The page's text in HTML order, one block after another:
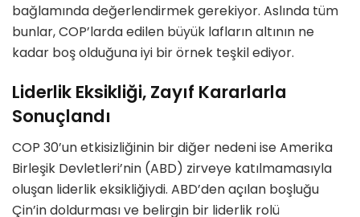
bağlamında değerlendirmek gerekiyor. Aslında tüm
bunlar, COP’larda edilen büyük lafların altının ne
kadar boş olduğuna iyi birörnek teşkil ediyor.
Liderlik Eksikliği, Zayıf Kararlarla
Sonuçlandı
COP 30’un etkisizliğinin bir diğer nedeni ise Amerika
Birleşik Devletleri’nin (ABD) zirveye katılmamasıyla
oluşan liderlik eksikliğiydi. ABD’den açılan boşluğu
Çin’in doldurması ve belirgin bir liderlik rolü